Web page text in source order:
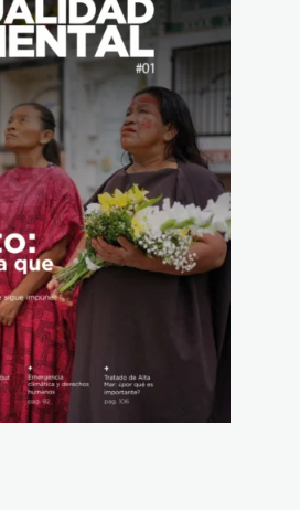
edición de la revista
Ambiental